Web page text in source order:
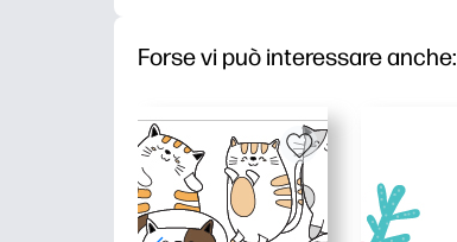
Forse vi può interessare anche: